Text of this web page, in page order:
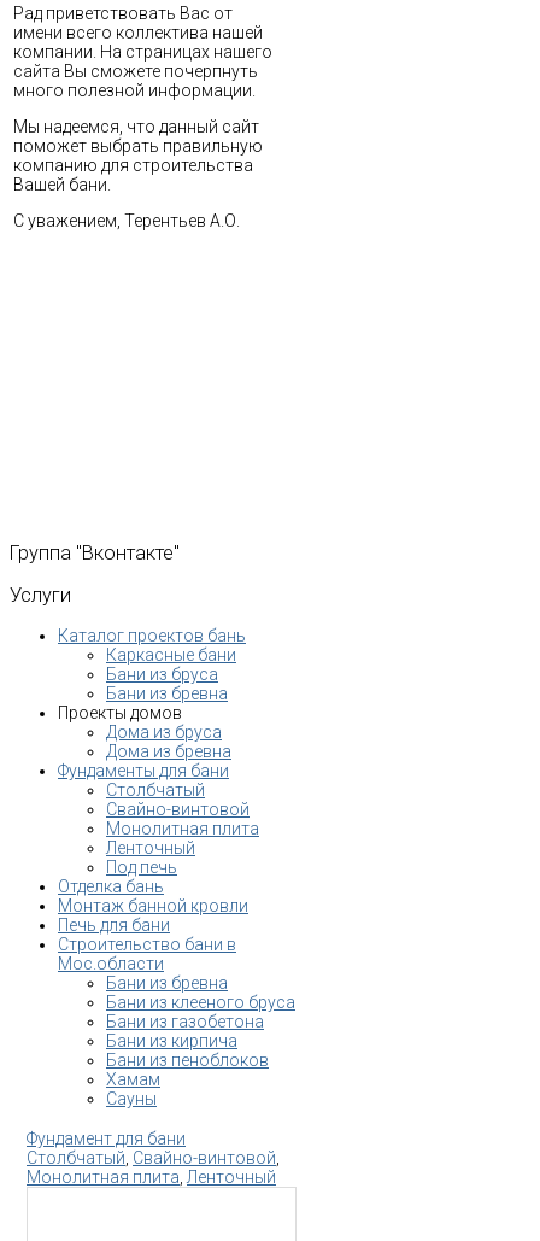
Рад приветствовать Вас от
имени всего коллектива нашей
компании. На страницах нашего
сайта Вы сможете почерпнуть
много полезной информации.
Мы надеемся, что данный сайт
поможет выбрать правильную
компанию для строительства
Вашей бани.
С уважением, Терентьев А.О.
Группа "Вконтакте"
Услуги
Каталог проектов бань
Каркасные бани
Бани из бруса
Бани из бревна
Проекты домов
Дома из бруса
Дома из бревна
Фундаменты для бани
Столбчатый
Свайно-винтовой
Монолитная плита
Ленточный
Под печь
Отделка бань
Монтаж банной кровли
Печь для бани
Строительство бани в
Мос.области
Бани из бревна
Бани из клееного бруса
Бани из газобетона
Бани из кирпича
Бани из пеноблоков
Хамам
Сауны
Фундамент для бани
Столбчатый, Свайно-винтовой,
Монолитная плита,Ленточный